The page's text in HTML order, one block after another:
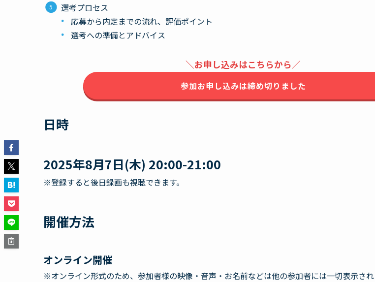
選考プロセス
応募から内定までの流れ、評価ポイント
選考への準備とアドバイス
＼お申し込みはこちらから／
参加お申し込みは締め切りました
日時
2025年8月7日(木) 20:00-21:00
※登録すると後日録画も視聴できます。
開催方法
オンライン開催
※オンライン形式のため、参加者様の映像・音声・お名前などは他の参加者には一切表示され